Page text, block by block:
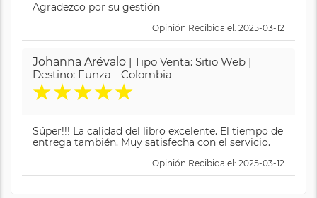
Agradezco por su gestión
Opinión Recibida el: 2025-03-12
Johanna Arévalo | Tipo Venta: Sitio Web |
Destino: Funza - Colombia
★★★★★
Súper!!! La calidad del libro excelente. El tiempo de
entrega también. Muy satisfecha con el servicio.
Opinión Recibida el: 2025-03-12